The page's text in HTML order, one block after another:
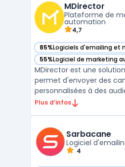
MDirector
Plateforme de
automation
4,7
85%Logiciels d'emailing et
— voir MDirector dans cette
55%Logiciel de marketing
— voir MDirector dans cette
MDirector est une
permet d'envoyer des
personnalisées à des
Avec cette plate-forme,
ses fonctionnalités
facilite la mise en pl ...
Plus d’infos
Sarbacane
Logiciel
4